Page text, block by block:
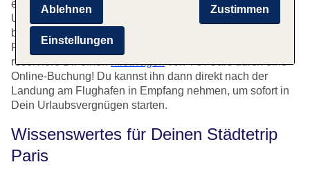
ein Privattransfer, der Dich vom Flughafen direkt in Dein
Urlaubsdomizil bringt. Du kannst diesen Service ganz
bequem bei tui.com zusammen mit Deinem Flug nach
Paris buchen. Möchtest Du lieber selbst fahren? Dann
reserviere Dir einenMietwagenvon TUI Cars durch eine
Online-Buchung! Du kannst ihn dann direkt nach der
Landung am Flughafen in Empfang nehmen, um sofort in
Dein Urlaubsvergnügen starten.
Wissenswertes für Deinen Städtetrip
Paris
Zustimmen
Ablehnen
Einstellungen